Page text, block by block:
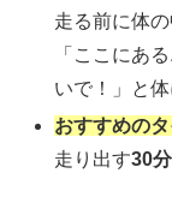
走る前に体
「ここにあ
いで！」と
おすすめの
走り出す30